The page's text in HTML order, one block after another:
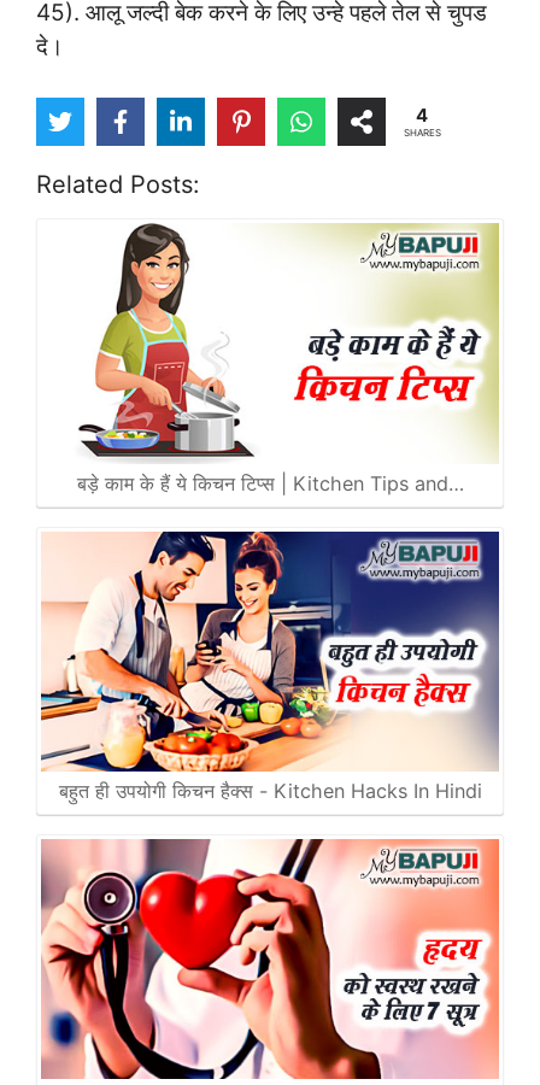
45). आलू जल्दी बेक करने के लिए उन्हे पहले तेल से चुपड
दे।
4
SHARES
Related Posts:
बड़े काम के हैं ये किचन टिप्स | Kitchen Tips and…
बहुत ही उपयोगी किचन हैक्स - Kitchen Hacks In Hindi